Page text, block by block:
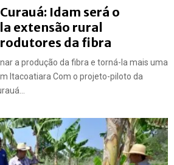
Idam será o
extensão rural
da fibra
a produção da fibra e torná-la mais uma
Itacoatiara Com o projeto-piloto da